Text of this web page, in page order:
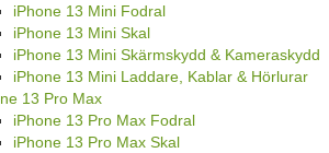
iPhone 13 Mini Fodral
iPhone 13 Mini Skal
iPhone 13 Mini Skärmskydd & Kameraskydd
iPhone 13 Mini Laddare, Kablar & Hörlurar
13 Pro Max
iPhone 13 Pro Max Fodral
iPhone 13 Pro Max Skal